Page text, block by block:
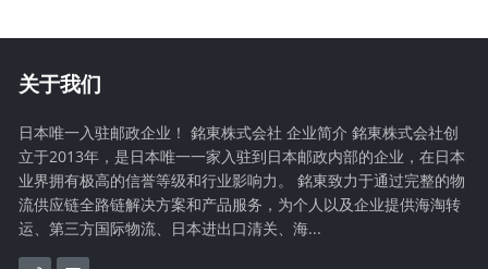
关于我们
日本唯一入驻邮政企业！ 銘東株式会社 企业简介 銘東株式会社创
立于2013年，是日本唯一一家入驻到日本邮政内部的企业，在日本
业界拥有极高的信誉等级和行业影响力。 銘東致力于通过完整的物
流供应链全路链解决方案和产品服务，为个人以及企业提供海淘转
运、第三方国际物流、日本进出口清关、海...